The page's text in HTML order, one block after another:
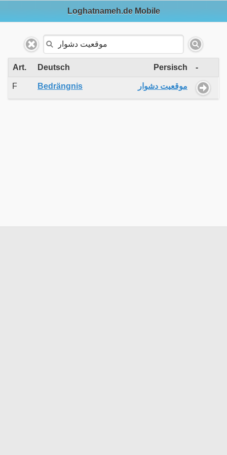
Loghatnameh.de Mobile
Art. Deutsch Persisch -
F Bedrängnis موقعیت دشوار